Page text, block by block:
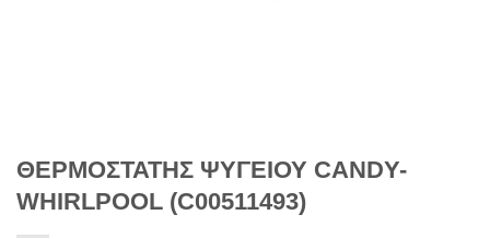
ΘΕΡΜΟΣΤΑΤΗΣ ΨΥΓΕΙΟΥ CANDY-
WHIRLPOOL (C00511493)